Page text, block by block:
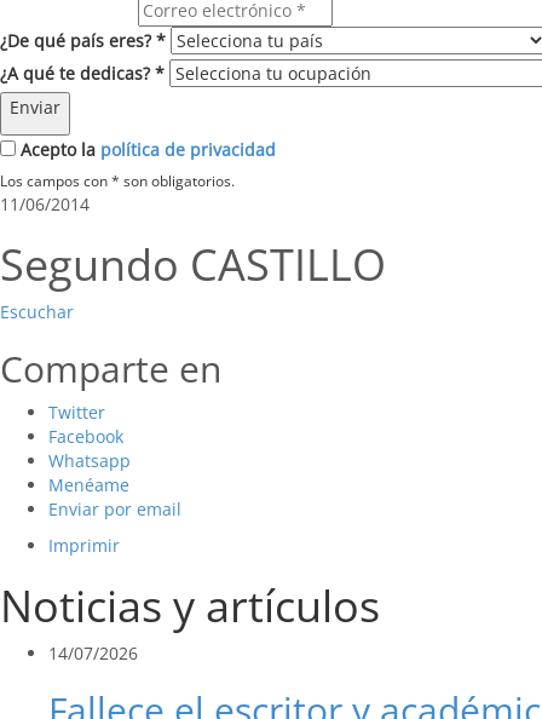
¿De qué país eres? *
¿A qué te dedicas? *
Enviar
Acepto la política de privacidad
Los campos con * son obligatorios.
11/06/2014
Segundo CASTILLO
Escuchar
Comparte en
Twitter
Facebook
Whatsapp
Menéame
Enviar por email
Imprimir
Noticias y artículos
14/07/2026